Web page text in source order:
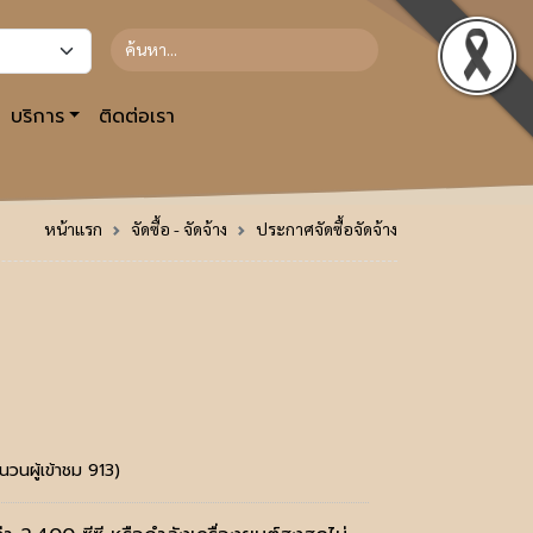
บริการ ติดต่อเรา
หน้าแรก จัดซื้อ - จัดจ้าง ประกาศจัดซื้อจัดจ้าง
วนผู้เข้าชม 913)